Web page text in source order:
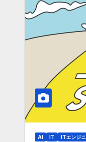
AI IT ITエンジ